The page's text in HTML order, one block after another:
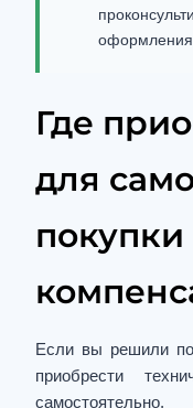
Где
для
покупки
Если вы решили
приобрести